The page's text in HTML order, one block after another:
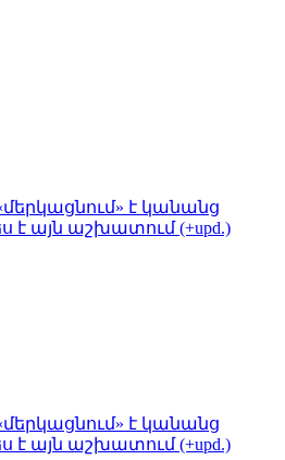
է կանանց
է այն աշխատում (+upd.)
է կանանց
է այն աշխատում (+upd.)